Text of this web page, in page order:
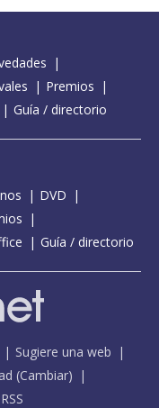
Premios
Guía / directorio
DVD
Guía / directorio
Sugiere una web
(Cambiar)
RSS